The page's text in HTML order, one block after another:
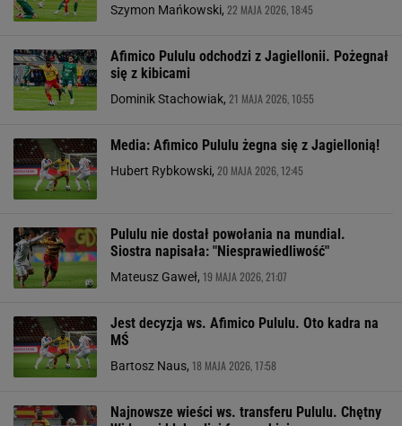
Szymon Mańkowski, 22 MAJA 2026, 18:45
Afimico Pululu odchodzi z Jagiellonii. Pożegnał
się z kibicami
Dominik Stachowiak, 21 MAJA 2026, 10:55
Media: Afimico Pululu żegna się z Jagiellonią!
Hubert Rybkowski, 20 MAJA 2026, 12:45
Pululu nie dostał powołania na mundial.
Siostra napisała: "Niesprawiedliwość"
Mateusz Gaweł, 19 MAJA 2026, 21:07
Jest decyzja ws. Afimico Pululu. Oto kadra na
MŚ
Bartosz Naus, 18 MAJA 2026, 17:58
Najnowsze wieści ws. transferu Pululu. Chętny